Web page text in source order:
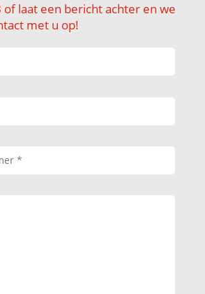
laat een bericht achter en we
met u op!